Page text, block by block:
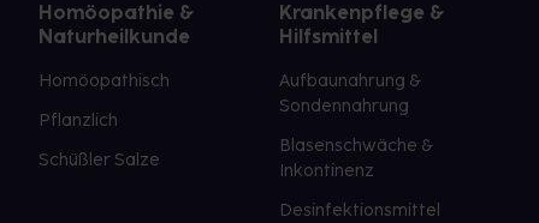
Homöopathie &
Naturheilkunde
Homöopathisch
Pflanzlich
Schüßler Salze
Krankenpflege &
Hilfsmittel
Aufbaunahrung &
Sondennahrung
Blasenschwäche &
Inkontinenz
Desinfektionsmittel